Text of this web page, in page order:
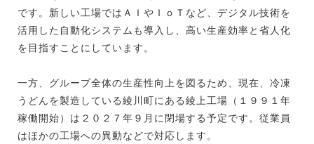
です。新しい工場ではＡＩやＩｏＴなど、デジタル技術を
活用した自動化システムも導入し、高い生産効率と省人化
を目指すことにしています。
一方、グループ全体の生産性向上を図るため、現在、冷凍
うどんを製造している綾川町にある綾上工場（１９９１年
稼働開始）は２０２７年９月に閉場する予定です。従業員
はほかの工場への異動などで対応します。